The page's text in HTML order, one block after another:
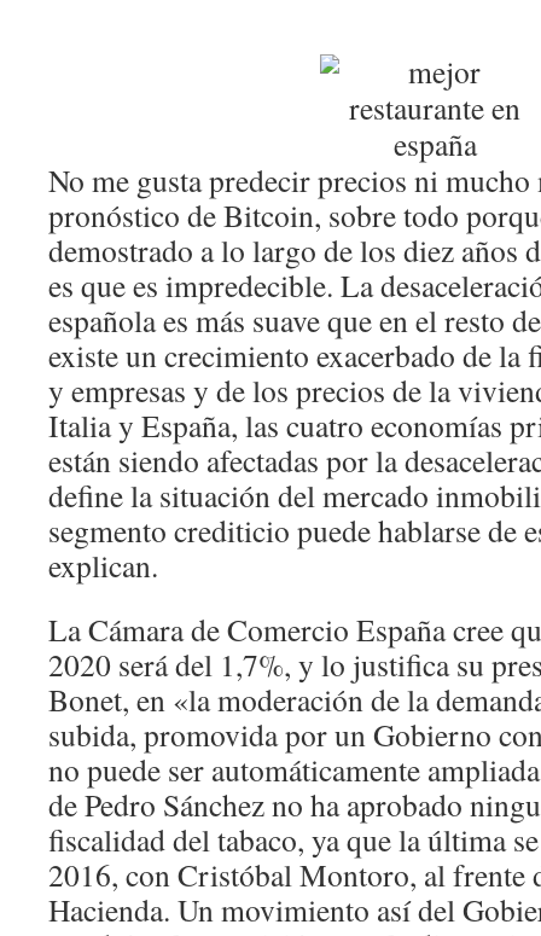
No me gusta predecir precios ni
pronóstico de Bitcoin, sobre todo
demostrado a lo largo de los diez años
es que es impredecible. La
española es más suave que en el resto
existe un crecimiento exacerbado de la
y empresas y de los precios de la
Italia y España, las cuatro economías
están siendo afectadas por la
define la situación del mercado
segmento crediticio puede hablarse de
explican.
La Cámara de Comercio España cree
2020 será del 1,7%, y lo justifica su
Bonet, en «la moderación de la
subida, promovida por un Gobierno
no puede ser automáticamente
de Pedro Sánchez no ha aprobado
fiscalidad del tabaco, ya que la última
2016, con Cristóbal Montoro, al frente
Hacienda. Un movimiento así del